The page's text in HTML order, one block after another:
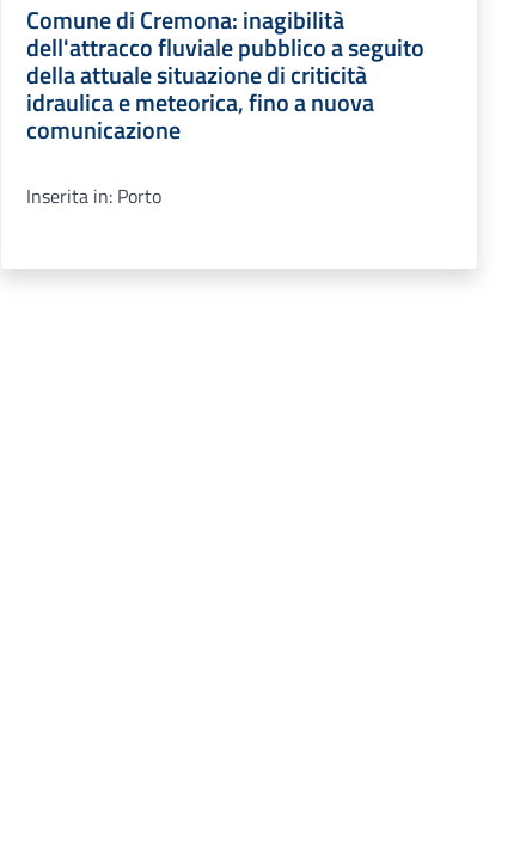
Comune di Cremona: inagibilità
dell'attracco fluviale pubblico a seguito
della attuale situazione di criticità
idraulica e meteorica, fino a nuova
comunicazione
Inserita in: Porto